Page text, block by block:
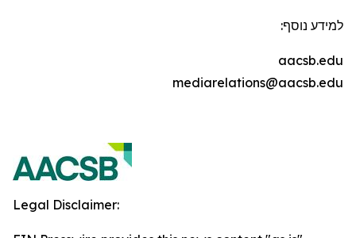
למידע נוסף:
aacsb.edu
mediarelations@aacsb.edu
Legal Disclaimer: